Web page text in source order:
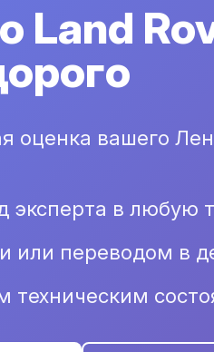
Land
оценка вашего
эксперта в любую
или переводом в
техническим